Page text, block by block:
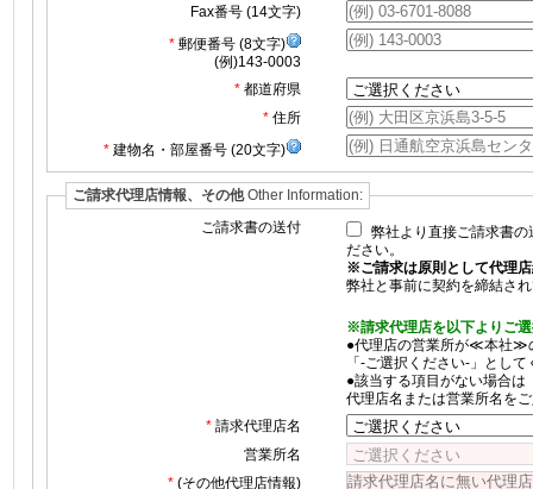
Fax番号 (14文字)
郵便番号 (8文字)
(例)143-0003
都道府県
住所
建物名・部屋番号 (20文字)
ご請求代理店情報、その他Other Information:
ご請求書の送付
弊社より直接ご請求書
ださい。
※ご請求は原則として代理
弊社と事前に契約を締結さ
※請求代理店を以下よりご選
●代理店の営業所が≪本社≫
「‐ご選択ください‐」とし
●該当する項目がない場合は
代理店名または営業所名を
請求代理店名
営業所名
(その他代理店情報)